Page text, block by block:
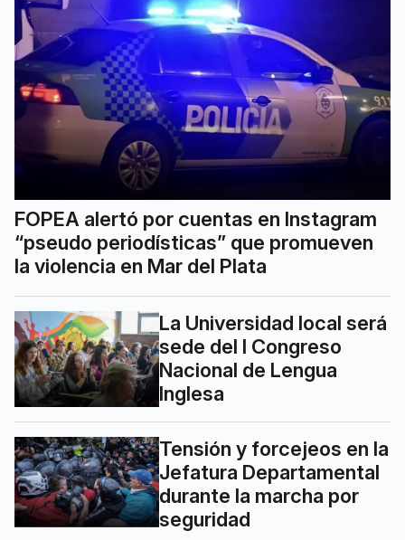
FOPEA alertó por cuentas en Instagram
“pseudo periodísticas” que promueven
la violencia en Mar del Plata
La Universidad local será
sede del I Congreso
Nacional de Lengua
Inglesa
Tensión y forcejeos en la
Jefatura Departamental
durante la marcha por
seguridad